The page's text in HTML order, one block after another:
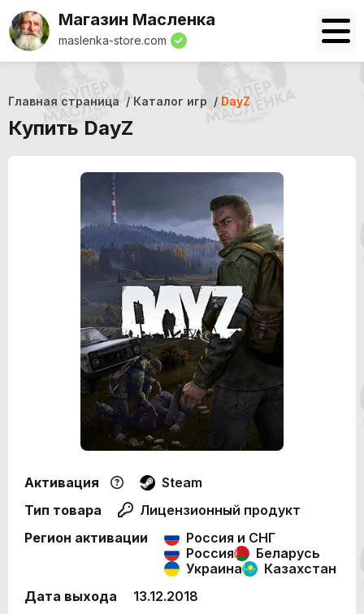
Магазин Масленка
maslenka-store.com
Главная страница Каталог игр DayZ
Купить DayZ
Активация
Steam
Тип товара
Лицензионный продукт
Регион активации
Россия и СНГ
Россия
Беларусь
Украина
Казахстан
Дата выхода
13.12.2018